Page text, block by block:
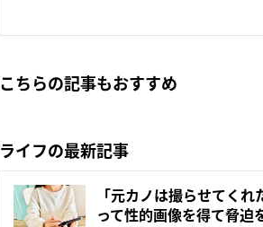
こちらの記事もおすすめ
ライフの最新記事
「元カノは撮らせてく
って性的画像を得て脅